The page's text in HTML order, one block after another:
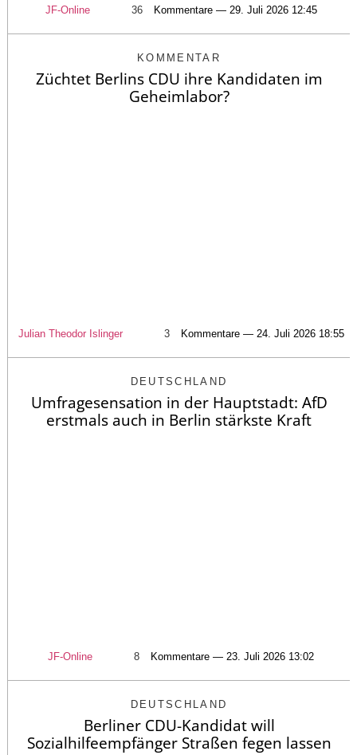
JF-Online 36 Kommentare — 29. Juli 2026 12:45
KOMMENTAR
Züchtet Berlins CDU ihre Kandidaten im
Geheimlabor?
Julian Theodor Islinger 3 Kommentare — 24. Juli 2026 18:55
DEUTSCHLAND
Umfragesensation in der Hauptstadt: AfD
erstmals auch in Berlin stärkste Kraft
JF-Online 8 Kommentare — 23. Juli 2026 13:02
DEUTSCHLAND
Berliner CDU-Kandidat will
Sozialhilfeempfänger Straßen fegen lassen